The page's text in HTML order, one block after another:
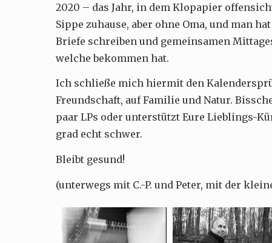
2020 – das Jahr, in dem Klopapier
Sippe zuhause, aber ohne Oma, und man
Briefe schreiben und gemeinsamen
welche bekommen hat.
Ich schließe mich hiermit den
Freundschaft, auf Familie und Natur.
paar LPs oder unterstützt Eure Lieblings-
grad echt schwer.
Bleibt gesund!
(unterwegs mit C.-P. und Peter, mit der